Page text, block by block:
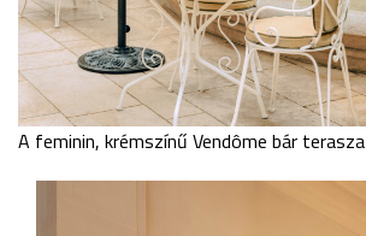
A feminin, krémszínű Vendôme bár terasza